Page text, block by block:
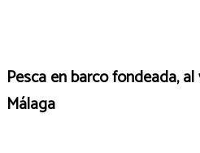
Pesca en barco fondeada,
Málaga